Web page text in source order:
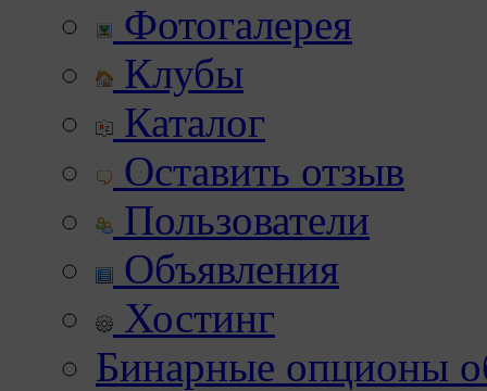
Фотогалерея
Клубы
Каталог
Оставить отзыв
Пользователи
Объявления
Хостинг
Бинарные опционы